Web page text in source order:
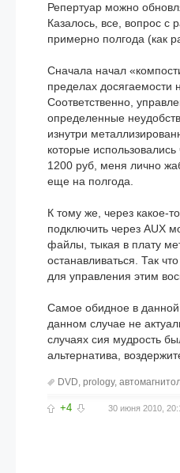
Репертуар можно
Казалось, все, вопрос с
примерно полгода (как
Сначала начал
пределах досягаемости
Соответственно,
определенные
изнутри
которые
1200 руб, меня лично
еще на полгода.
К тому же, через какое-
подключить через AUX
файлы, тыкая в плату
останавливаться. Так
для управления этим
Самое обидное в данной
данном случае не
случаях сия мудрость
альтернатива,
DVD, prology,
+4 30 июня 2010,